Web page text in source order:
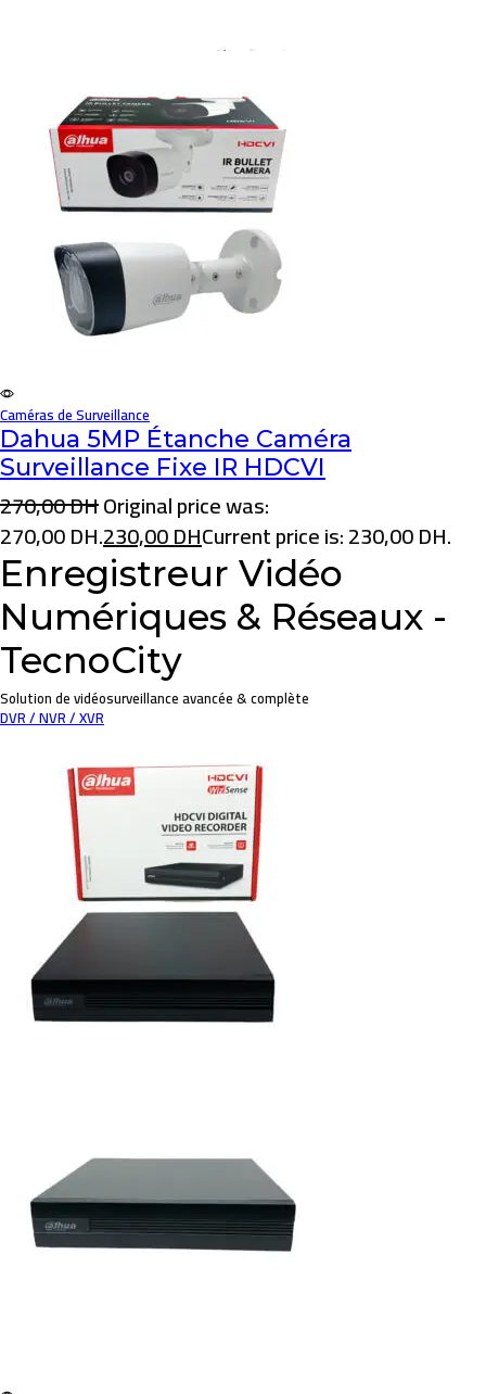
Caméras de Surveillance
Dahua 5MP Étanche Caméra
Surveillance Fixe IR HDCVI
270,00DHOriginal price was:
270,00 DH.230,00DHCurrent price is: 230,00 DH.
Enregistreur Vidéo
Numériques & Réseaux -
TecnoCity
Solution de vidéosurveillance avancée & complète
DVR / NVR / XVR